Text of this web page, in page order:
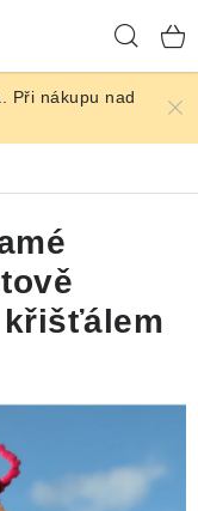
Při nákupu nad
křišťálem